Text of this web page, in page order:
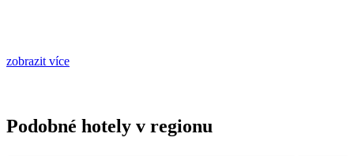
zobrazit více
Podobné hotely v regionu